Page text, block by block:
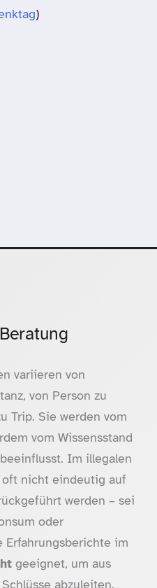
)
variieren von
von Person zu
Trip. Sie werden vom
vom Wissensstand
Im illegalen
nicht eindeutig auf
werden – sei
oder
Erfahrungsberichte im
geeignet, um aus
abzuleiten.